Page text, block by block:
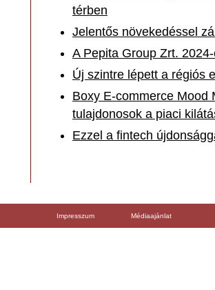
térben
Jelentős növekedéssel
A Pepita Group Zrt.
Új szintre lépett a régiós
Boxy E-commerce Mood
tulajdonosok a piaci
Ezzel a fintech
Impresszum Médiaajánlat